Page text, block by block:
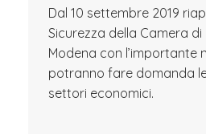
Dal 10 settembre 2019
Sicurezza della Camera
Modena con l’importante
potranno fare domanda
settori economici.